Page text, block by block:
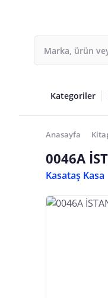
Kategoriler
Anasayfa
0046A
Kasataş Kasa